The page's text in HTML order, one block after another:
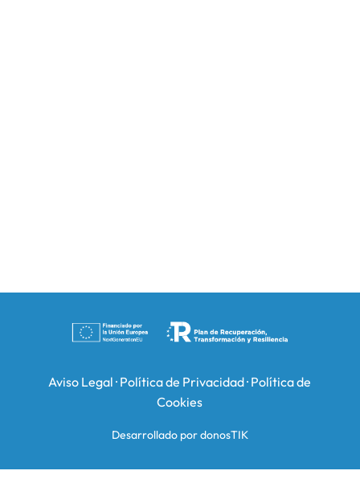
Aviso Legal · Política de Privacidad· Política de
Cookies
Desarrollado por donosTIK